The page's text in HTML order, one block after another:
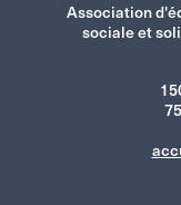
Association
sociale et